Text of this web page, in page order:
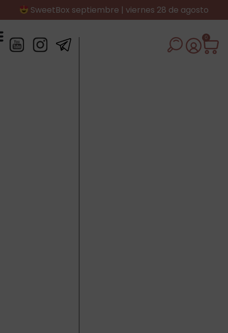
SweetBox septiembre | viernes 28 de agosto
0